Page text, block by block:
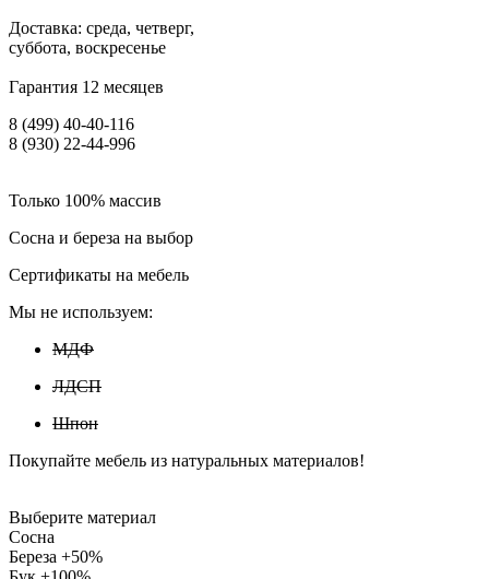
Доставка: среда, четверг,
суббота, воскресенье
Гарантия 12 месяцев
8 (499) 40-40-116
8 (930) 22-44-996
Только 100% массив
Сосна и береза на выбор
Сертификаты на мебель
Мы не используем:
МДФ
ЛДСП
Шпон
Покупайте мебель из натуральных материалов!
Выберите материал
Сосна
Береза +50%